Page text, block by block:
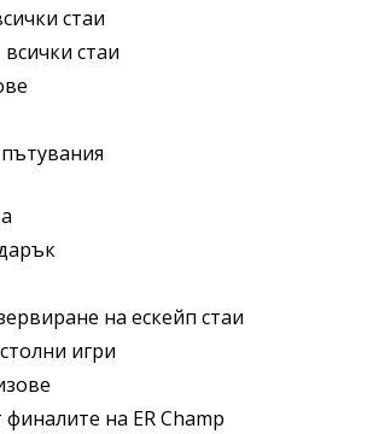
стаи
стаи
на ескейп стаи
игри
финалите на ER Champ